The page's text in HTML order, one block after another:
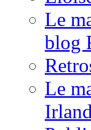
Le
blog
Le